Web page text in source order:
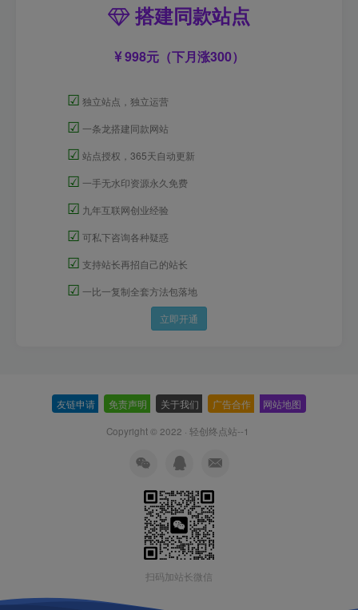
搭建同款站点
998元（下月涨300）
☑ 独立站点，独立运营
☑ 一条龙搭建同款网站
☑ 站点授权，365天自动更新
☑ 一手无水印资源永久免费
☑ 九年互联网创业经验
☑ 可私下咨询各种疑惑
☑ 支持站长再招自己的站长
☑ 一比一复制全套方法包落地
立即开通
友链申请 免责声明 关于我们 广告合作 网站地图
Copyright © 2022 · 轻创终点站--1
扫码加站长微信